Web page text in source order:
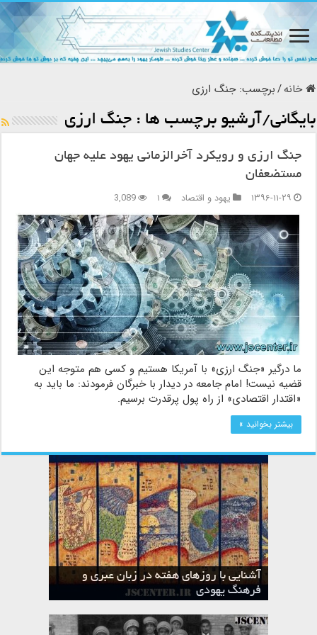
خانه/برچسب:جنگ ارزی
بایگانی/آرشیو برچسب ها :جنگ ارزی
جنگ ارزی و رویکرد آخر‌الزمانی یهود علیه جهان
مستضعفان
۱۳۹۶-۱۱-۲۹
یهود و اقتصاد ۱ 3,089
ما درگیر «جنگ ارزی» با آمریکا هستیم و کسی هم متوجه این
قضیه نیست! امام جامعه در دیدار با خبرگان فرمودند: ما باید به
«اقتدار اقتصادی» از راه پول پرقدرت برسیم.
بیشتر بخوانید »
آشنایی با روزهای هفته در زبان عبری و
فرهنگ یهودی
ماه نیسان در تقویم عبری و میراث یهود
تقویم عبری
ماه شواط در تقویم عبری و میراث یهود
ماه طوت در تقویم عبری و میراث یهود
ماه حشوان در تقویم عبری و میراث یهود
ماه تیشری در تقویم عبری و میراث یهود
ماه الول در تقویم عبری و میراث یهود